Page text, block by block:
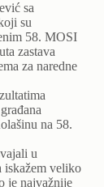
sa
su
58. MOSI
zastava
za naredne
na 58.
u
iskažem veliko
je najvažnije